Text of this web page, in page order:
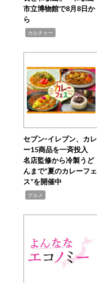
市立博物館で8月8日か
ら
カルチャー
セブン‐イレブン、カレ
ー15商品を一斉投入
名店監修から冷製うど
んまで“夏のカレーフェ
ス”を開催中
グルメ